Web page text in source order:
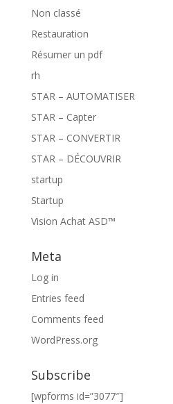
Non classé
Restauration
Résumer un pdf
rh
STAR – AUTOMATISER
STAR – Capter
STAR – CONVERTIR
STAR – DÉCOUVRIR
startup
Startup
Vision Achat ASD™
Meta
Log in
Entries feed
Comments feed
WordPress.org
Subscribe
[wpforms id=”3077″]